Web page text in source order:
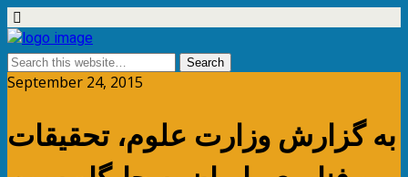
September 24, 2015
به گزارش وزارت علوم، تحقیقات